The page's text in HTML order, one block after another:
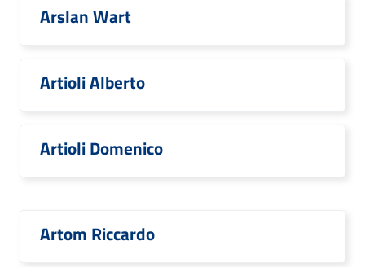
Arslan Wart
Artioli Alberto
Artioli Domenico
Artom Riccardo